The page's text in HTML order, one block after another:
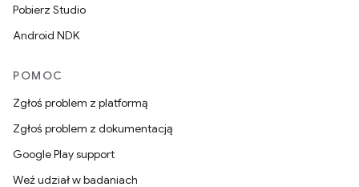
Pobierz Studio
Android NDK
POMOC
Zgłoś problem z platformą
Zgłoś problem z dokumentacją
Google Play support
Weź udział w badaniach